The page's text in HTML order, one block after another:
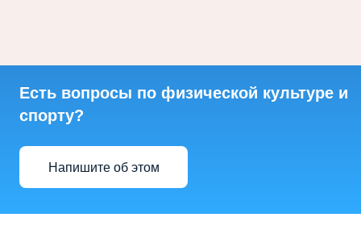
Есть вопросы по физической культуре и
спорту?
Напишите об этом